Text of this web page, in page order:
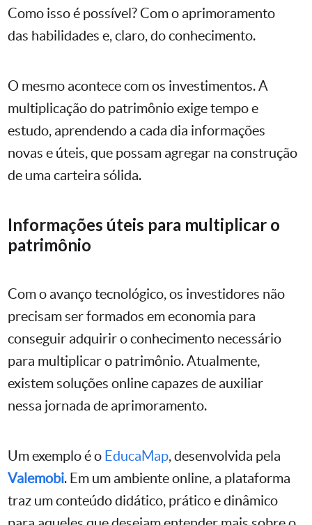
Como isso é possível? Com o aprimoramento
das habilidades e, claro, do conhecimento.
O mesmo acontece com os investimentos. A
multiplicação do patrimônio exige tempo e
estudo, aprendendo a cada dia informações
novas e úteis, que possam agregar na construção
de uma carteira sólida.
Informações úteis para multiplicar o
patrimônio
Com o avanço tecnológico, os investidores não
precisam ser formados em economia para
conseguir adquirir o conhecimento necessário
para multiplicar o patrimônio. Atualmente,
existem soluções online capazes de auxiliar
nessa jornada de aprimoramento.
Um exemplo é o EducaMap, desenvolvida pela
Valemobi. Em um ambiente online, a plataforma
traz um conteúdo didático, prático e dinâmico